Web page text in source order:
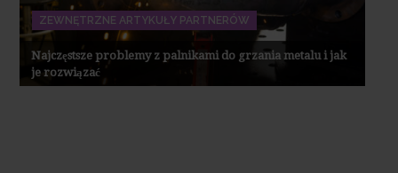
ZEWNĘTRZNE ARTYKUŁY PARTNERÓW
Najczęstsze problemy z palnikami do grzania metalu i jak
je rozwiązać